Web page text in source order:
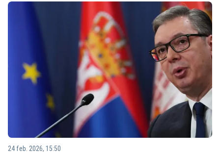
24 feb. 2026, 15:50